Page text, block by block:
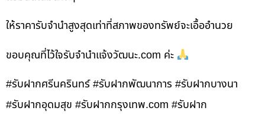
ให้ราคารับจำนำสูงสุดเท่าที่สภาพของทรัพย์จะเอื้ออำนวย
ขอบคุณที่ไว้ใจรับจำนำแจ้งวัฒนะ.com ค่ะ
#รับฝากศรีนครินทร์ #รับฝากพัฒนาการ #รับฝากบางนา
#รับฝากอุดมสุข #รับฝากกรุงเทพ.com #รับฝาก